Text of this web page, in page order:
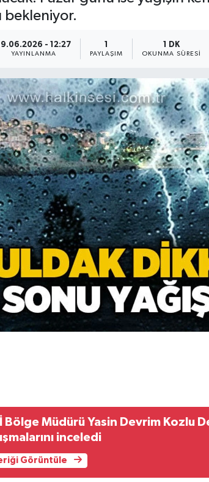
bekleniyor.
- 12:27
YAYINLANMA
1
PAYLAŞIM
1 DK
OKUNMA SÜRESI
Bölge Müdürü Yasin Devrim Kozlu
inceledi
Görüntüle